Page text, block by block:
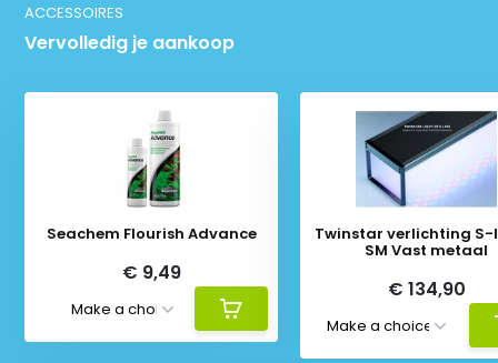
ACCESSOIRES
Vervolledig je aankoop
Seachem Flourish Advance
€ 9,49
Twinstar verlichting S-
SM Vast metaal
€ 134,90